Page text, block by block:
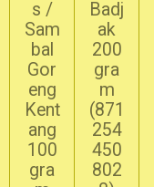
s /
Sam
bal
Gor
eng
Kent
ang
100
gra
Badj
ak
200
gra
m
(871
254
450
802